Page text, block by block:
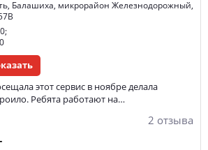
Балашиха, микрорайон Железнодорожный,
этот сервис в ноябре делала
Ребята работают на…
2 отзыва